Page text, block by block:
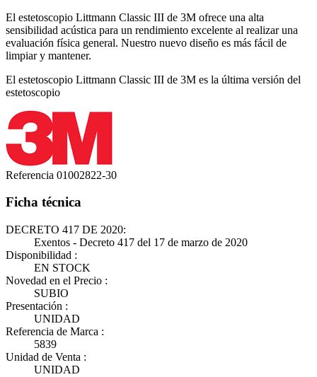
El estetoscopio Littmann Classic III de 3M ofrece una alta
sensibilidad acústica para un rendimiento excelente al realizar una
evaluación física general. Nuestro nuevo diseño es más fácil de
limpiar y mantener.
El estetoscopio Littmann Classic III de 3M es la última versión del
estetoscopio
Referencia 01002822-30
Ficha técnica
DECRETO 417 DE 2020:
Exentos - Decreto 417 del 17 de marzo de 2020
Disponibilidad :
EN STOCK
Novedad en el Precio :
SUBIO
Presentación :
UNIDAD
Referencia de Marca :
5839
Unidad de Venta :
UNIDAD